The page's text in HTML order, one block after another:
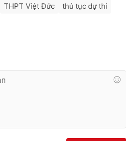
THPT Việt Đức
thủ tục dự thi